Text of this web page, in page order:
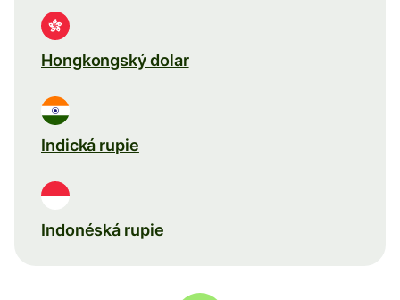
Hongkongský dolar
Indická rupie
Indonéská rupie